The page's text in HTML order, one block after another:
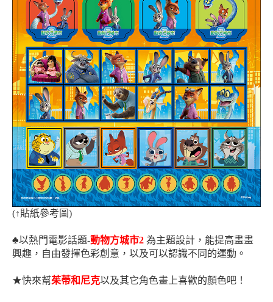
(↑貼紙參考圖)
♣以熱門電影話題-動物方城市2 為主題設計，能提高畫畫
興趣， 自由發揮色彩創意 ，以及可以認識不同的運動 。
★快來幫茱蒂和尼克以及其它角色畫上喜歡的顏色吧！